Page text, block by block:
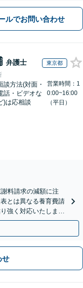
ルでお問い合わせ
弁護士 東京都
談方法(対面・
話・ビデオな
)は応相談
営業時間：1
0:00~16:00
（平日）
料請求の減額に注
とは異なる養育費請
強く対応いたしま
せ